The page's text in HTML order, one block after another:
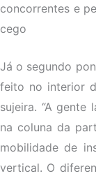
concorrentes e
cego
Já o segundo
feito no interior
sujeira. “A gente
na coluna da
mobilidade de
vertical. O